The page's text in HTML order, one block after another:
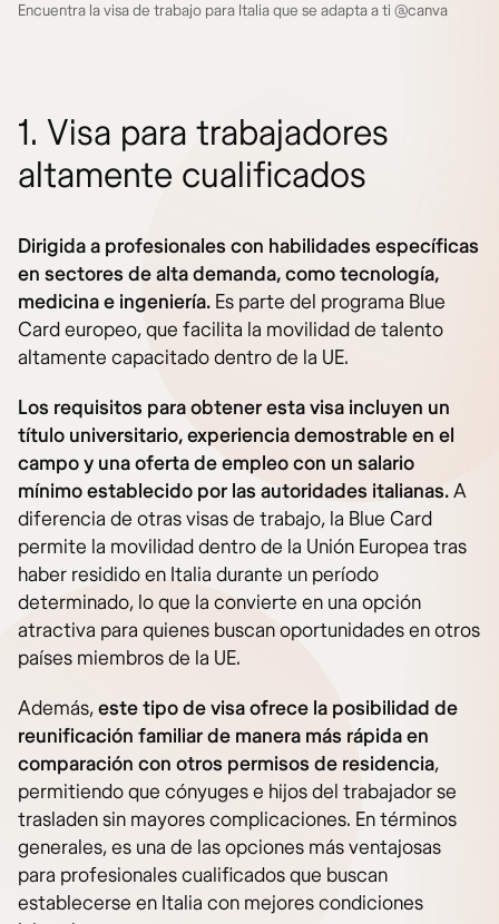
Encuentra la visa de trabajo para Italia que se adapta a ti @canva
1. Visa para trabajadores
altamente cualificados
Dirigida a profesionales con habilidades específicas
en sectores de alta demanda, como tecnología,
medicina e ingeniería. Es parte del programa Blue
Card europeo, que facilita la movilidad de talento
altamente capacitado dentro de la UE.
Los requisitos para obtener esta visa incluyen un
título universitario, experiencia demostrable en el
campo y una oferta de empleo con un salario
mínimo establecido por las autoridades italianas.A
diferencia de otras visas de trabajo, la Blue Card
permite la movilidad dentro de la Unión Europea tras
haber residido en Italia durante un período
determinado, lo que la convierte en una opción
atractiva para quienes buscan oportunidades en otros
países miembros de la UE.
Además,este tipo de visa ofrece la posibilidad de
reunificación familiar de manera más rápida en
comparación con otros permisos de residencia,
permitiendo que cónyuges e hijos del trabajador se
trasladen sin mayores complicaciones. En términos
generales, es una de las opciones más ventajosas
para profesionales cualificados que buscan
establecerse en Italia con mejores condiciones